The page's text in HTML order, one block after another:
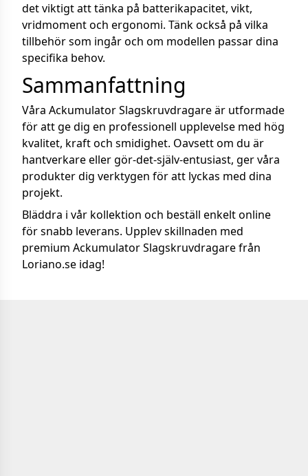
det viktigt att tänka på batterikapacitet, vikt,
vridmoment och ergonomi. Tänk också på vilka
tillbehör som ingår och om modellen passar dina
specifika behov.
Sammanfattning
Våra Ackumulator Slagskruvdragare är utformade
för att ge dig en professionell upplevelse med hög
kvalitet, kraft och smidighet. Oavsett om du är
hantverkare eller gör-det-själv-entusiast, ger våra
produkter dig verktygen för att lyckas med dina
projekt.
Bläddra i vår kollektion och beställ enkelt online
för snabb leverans. Upplev skillnaden med
premium Ackumulator Slagskruvdragare från
Loriano.se idag!